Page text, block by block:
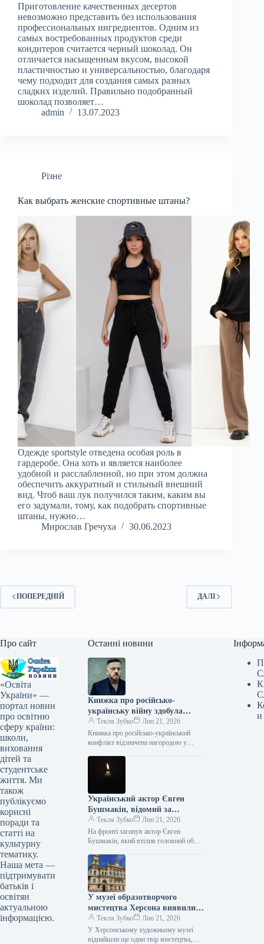
Приготовление качественных десертов
невозможно представить без использования
профессиональных ингредиентов. Одним из
самых востребованных продуктов среди
кондитеров считается черный шоколад. Он
отличается насыщенным вкусом, высокой
пластичностью и универсальностью, благодаря
чему подходит для создания самых разных
сладких изделий. Правильно подобранный
шоколад позволяет…
admin
13.07.2023
Різне
Как выбрать женские спортивные штаны?
Одежде sportstyle отведена особая роль в
гардеробе. Она хоть и является наиболее
удобной и расслабленной, но при этом должна
обеспечить аккуратный и стильный внешний
вид. Чтоб ваш лук получился таким, каким вы
его задумали, тому, как подобрать спортивные
штаны, нужно…
Мирослав Гречуха
30.06.2023
ПОПЕРЕДНІЙ ДАЛІ
Про сайт
«Освіта
України» —
портал новин
про освітню
сферу країни:
школи,
виховання
дітей та
студентське
життя. Ми
також
публікуємо
корисні
поради та
статті на
культурну
тематику.
Наша мета —
підтримувати
батьків і
освітян
актуальною
інформацією.
Останні новини
Книжка про російсько-
українську війну здобула
премію у Польщі
Текля Зубко
Лип 21, 2026
Книжка про російсько-український
конфлікт відзначена нагородою у
Оповідання «Нуль» (Null) авторства
польського прозаїка Щепана Твардоха,
Український актор Євген
Бушмакін, відомий за
головною роллю у фільмі
«Герой мого часу», поліг на
війні.
Текля Зубко
Лип 21, 2026
На фронті загинув актор Євген
Бушмакін, який втілив головний образ
21.07.2026 18:57 Укрінформ
Український актор…
У музеї образотворчого
мистецтва Херсона виявили
ще один твір, який був
викрадений російськими
загарбниками.
Текля Зубко
Лип 21, 2026
У Херсонському художньому музеї
віднайшли ще один твір мистецтва,
и